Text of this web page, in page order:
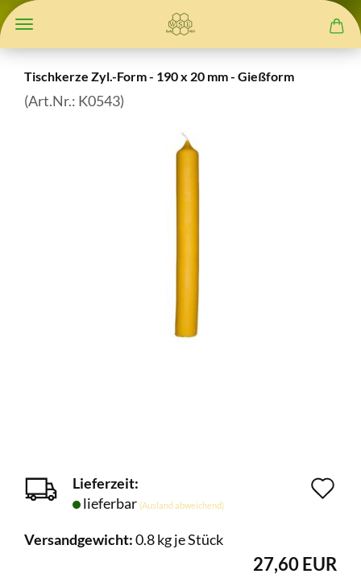
Tischkerze Zyl.-Form - 190 x 20 mm - Gießform
(Art.Nr.: K0543)
Lieferzeit:
lieferbar (Ausland abweichend)
Versandgewicht:0.8kg je Stück
27,60 EUR